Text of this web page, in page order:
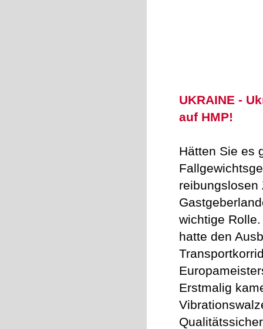
UKRAINE -
auf HMP!
Hätten Sie es
reibungslosen
wichtige
hatte den
Erstmalig